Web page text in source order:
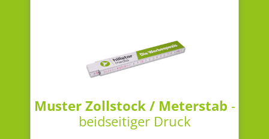
Muster Zollstock / Meterstab -
beidseitiger Druck